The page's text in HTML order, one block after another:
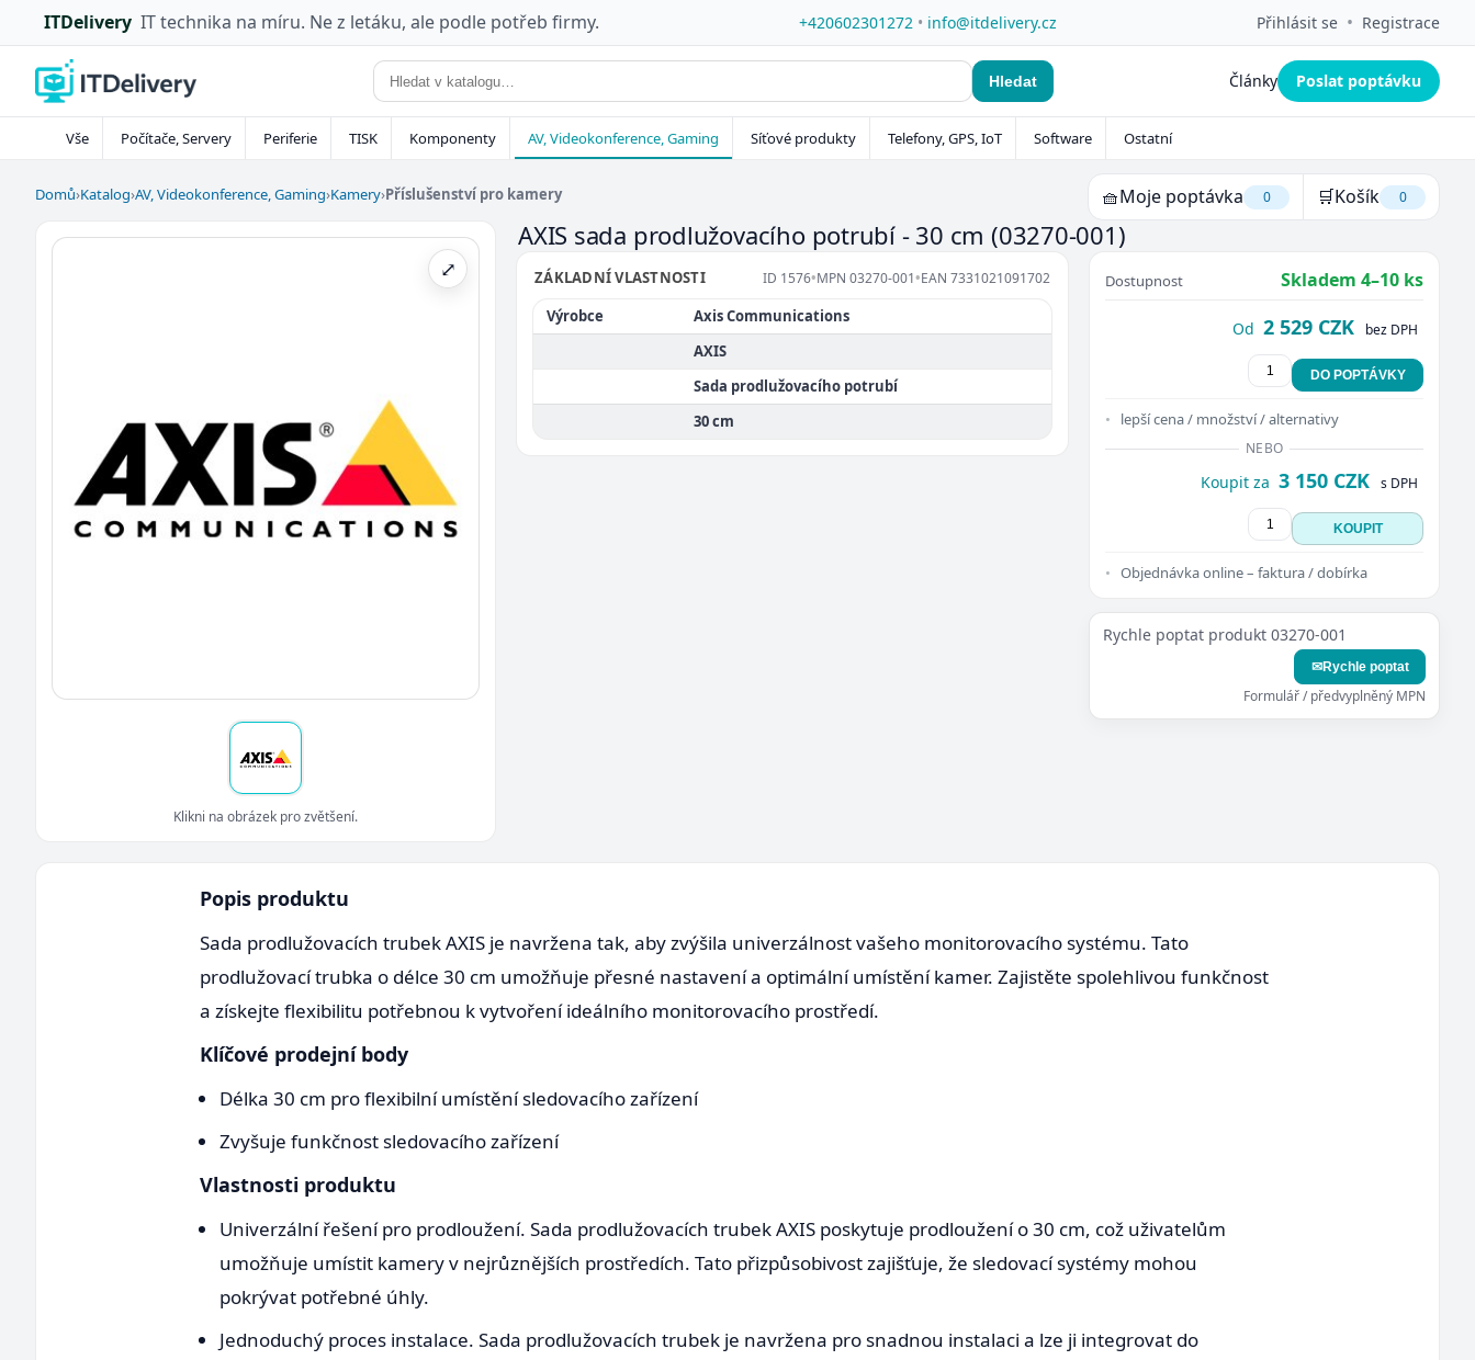
ITDelivery IT technika na míru. Ne z letáku, ale podle potřeb firmy. +420602301272 • info@itdelivery.cz Přihlásit se • Registrace
Hledat Články Poslat poptávku
Vše Počítače, Servery Periferie TISK Komponenty AV, Videokonference, Gaming Síťové produkty Telefony, GPS, IoT Software Ostatní
Domů›Katalog›AV, Videokonference, Gaming›Kamery›Příslušenství pro kamery 🧺Moje poptávka 0 🛒Košík 0
⤢
Klikni na obrázek pro zvětšení.
AXIS sada prodlužovacího potrubí - 30 cm (03270-001)
ZÁKLADNÍ VLASTNOSTI ID 1576•MPN 03270-001•EAN 7331021091702
Výrobce
Axis Communications
AXIS
Sada prodlužovacího potrubí
30 cm
Dostupnost Skladem 4–10 ks
Od 2 529 CZK bez DPH
DO POPTÁVKY
lepší cena / množství / alternativy
NEBO
Koupit za 3 150 CZK s DPH
KOUPIT
Objednávka online – faktura / dobírka
Rychle poptat produkt 03270-001
✉Rychle poptat
Formulář / předvyplněný MPN
Popis produktu
Sada prodlužovacích trubek AXIS je navržena tak, aby zvýšila univerzálnost vašeho monitorovacího systému. Tato
prodlužovací trubka o délce 30 cm umožňuje přesné nastavení a optimální umístění kamer. Zajistěte spolehlivou funkčnost
a získejte flexibilitu potřebnou k vytvoření ideálního monitorovacího prostředí.
Klíčové prodejní body
Délka 30 cm pro flexibilní umístění sledovacího zařízení
Zvyšuje funkčnost sledovacího zařízení
Vlastnosti produktu
Univerzální řešení pro prodloužení. Sada prodlužovacích trubek AXIS poskytuje prodloužení o 30 cm, což uživatelům
umožňuje umístit kamery v nejrůznějších prostředích. Tato přizpůsobivost zajišťuje, že sledovací systémy mohou
pokrývat potřebné úhly.
Jednoduchý proces instalace. Sada prodlužovacích trubek je navržena pro snadnou instalaci a lze ji integrovat do